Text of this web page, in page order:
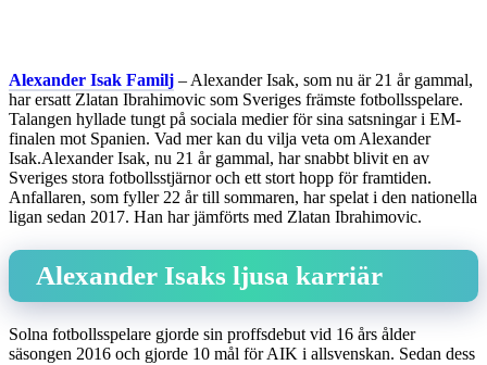
Alexander Isak Familj – Alexander Isak, som nu är 21 år gammal,
har ersatt Zlatan Ibrahimovic som Sveriges främste fotbollsspelare.
Talangen hyllade tungt på sociala medier för sina satsningar i EM-
finalen mot Spanien. Vad mer kan du vilja veta om Alexander
Isak.Alexander Isak, nu 21 år gammal, har snabbt blivit en av
Sveriges stora fotbollsstjärnor och ett stort hopp för framtiden.
Anfallaren, som fyller 22 år till sommaren, har spelat i den nationella
ligan sedan 2017. Han har jämförts med Zlatan Ibrahimovic.
Alexander Isaks ljusa karriär
Solna fotbollsspelare gjorde sin proffsdebut vid 16 års ålder
säsongen 2016 och gjorde 10 mål för AIK i allsvenskan. Sedan dess